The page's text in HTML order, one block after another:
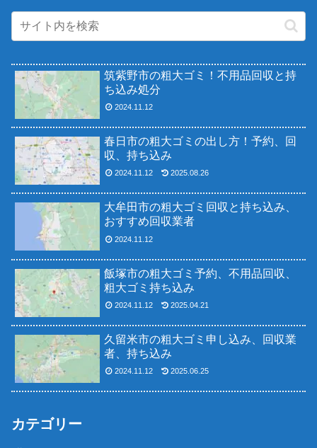
筑紫野市の粗大ゴミ！不用品回収と持
ち込み処分
2024.11.12
春日市の粗大ゴミの出し方！予約、回
収、持ち込み
2024.11.12 2025.08.26
大牟田市の粗大ゴミ回収と持ち込み、
おすすめ回収業者
2024.11.12
飯塚市の粗大ゴミ予約、不用品回収、
粗大ゴミ持ち込み
2024.11.12 2025.04.21
久留米市の粗大ゴミ申し込み、回収業
者、持ち込み
2024.11.12 2025.06.25
カテゴリー